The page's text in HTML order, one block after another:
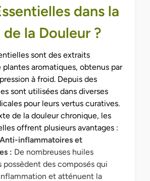
dans la
la Douleur ?
sont des extraits
aromatiques, obtenus par
à froid. Depuis des
sont utilisées dans diverses
pour leurs vertus curatives.
de la douleur chronique, les
offrent plusieurs avantages :
inflammatoires et
: De nombreuses huiles
possèdent des composés qui
et atténuent la